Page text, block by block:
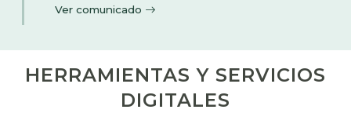
Ver comunicado
HERRAMIENTAS Y SERVICIOS
DIGITALES